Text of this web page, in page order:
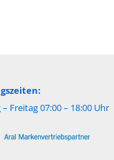
Freitag 07:00 – 18:00 Uhr